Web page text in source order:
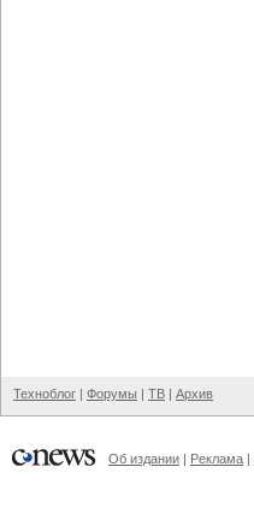
Техноблог | Форумы | ТВ | Архив
Об издании | Реклама |